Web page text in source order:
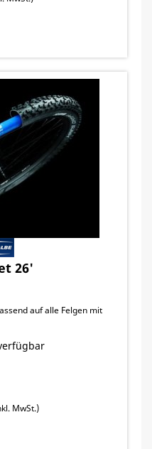
26'
auf alle Felgen mit
MwSt.)